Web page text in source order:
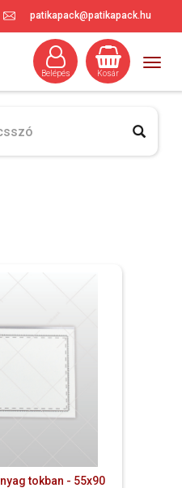
patikapack@patikapack.hu
Kosár
Belépés
tokban - 55x90